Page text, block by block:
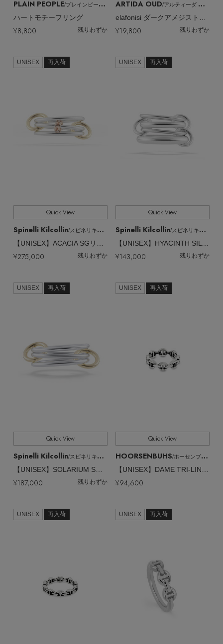
PLAIN PEOPLE/プレインピープル
ハートモチーフリング
¥8,800 残りわずか
ARTIDA OUD/アルティーダ ウード
¥19,800 残りわずか
UNISEX 再入荷
Quick View
Spinelli Kilcollin/スピネリキルコリン
【UNISEX】ACACIA SGリング
¥275,000 残りわずか
UNISEX 再入荷
Quick View
Spinelli Kilcollin/スピネリキルコリン
【UNISEX】HYACINTH SILVER リング
¥143,000 残りわずか
UNISEX 再入荷
Quick View
Spinelli Kilcollin/スピネリキルコリン
【UNISEX】SOLARIUM SG リング
¥187,000 残りわずか
UNISEX 再入荷
Quick View
HOORSENBUHS/ホーセンブース
¥94,600
UNISEX 再入荷 UNISEX 再入荷